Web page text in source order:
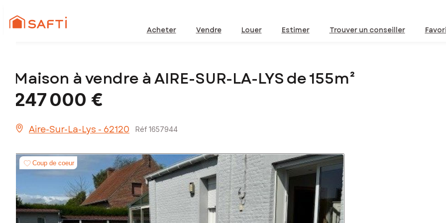
Acheter Vendre Louer Estimer Trouver un conseiller
Maison à vendre à AIRE-SUR-LA-LYS de 155m²
247 000 €
Aire-Sur-La-Lys - 62120 Réf 1657944
Coup de coeur